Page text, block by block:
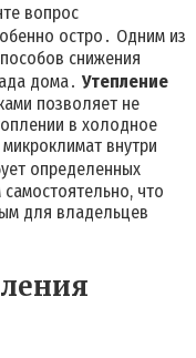
вопрос
остро․ Одним из
снижения
дома․ Утепление
позволяет не
в холодное
внутри
определенных
что
для владельцев